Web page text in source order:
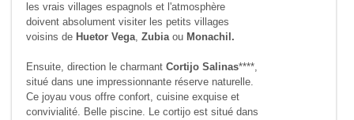
les vrais villages espagnols et l'atmosphère
doivent absolument visiter les petits villages
voisins de Huetor Vega,Zubiaou Monachil.
Ensuite, direction le charmantCortijo Salinas****,
situé dans une impressionnante réserve naturelle.
Ce joyau vous offre confort, cuisine exquise et
convivialité. Belle piscine. Le cortijo est situé dans